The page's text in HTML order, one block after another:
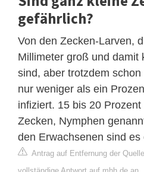
gefährlich?
Von den Zecken-Larven,
Millimeter groß und damit
sind, aber trotzdem
nur weniger als ein
infiziert. 15 bis 20
Zecken, Nymphen
den Erwachsenen sind es
Antrag auf Entfernung der Quelle